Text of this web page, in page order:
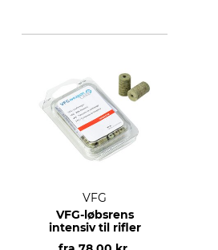
VFG
VFG-løbsrens
intensiv til rifler